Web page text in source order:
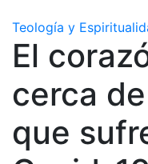
Teología y
El
cerca
que